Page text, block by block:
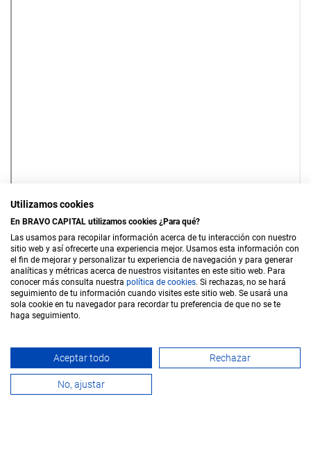
Utilizamos cookies
En BRAVO CAPITAL utilizamos cookies ¿Para qué?
Las usamos para recopilar información acerca de tu interacción con nuestro
sitio web y así ofrecerte una experiencia mejor. Usamos esta información con
el fin de mejorar y personalizar tu experiencia de navegación y para generar
analíticas y métricas acerca de nuestros visitantes en este sitio web. Para
conocer más consulta nuestra política de cookies. Si rechazas, no se hará
seguimiento de tu información cuando visites este sitio web. Se usará una
sola cookie en tu navegador para recordar tu preferencia de que no se te
haga seguimiento.
Aceptar todo Rechazar
No, ajustar